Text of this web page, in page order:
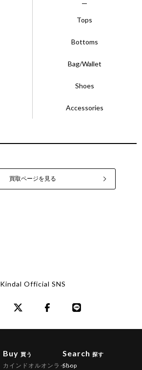
Tops
Bottoms
Bag/Wallet
Shoes
Accessories
買取ページを見る
Kindal Official SNS
Buy 買う
カインドオルオンライン
Search 探す
Shop